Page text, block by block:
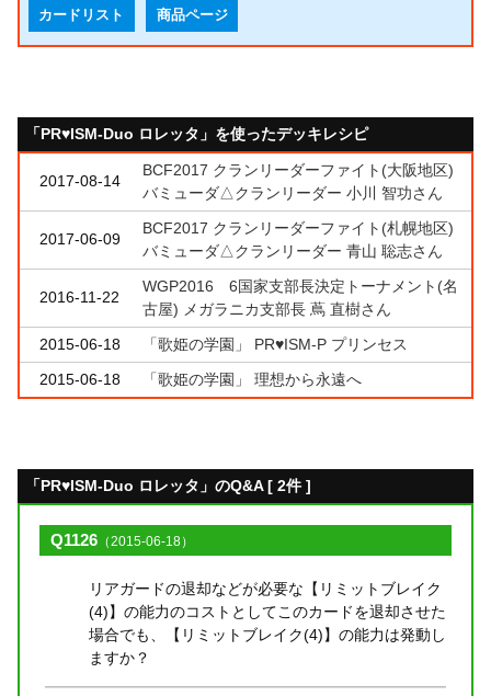
カードリスト 商品ページ
「PR♥ISM-Duo ロレッタ」を使ったデッキレシピ
2017-08-14
BCF2017 クランリーダーファイト(大阪地区)
バミューダ△クランリーダー 小川 智功さん
2017-06-09
BCF2017 クランリーダーファイト(札幌地区)
バミューダ△クランリーダー 青山 聡志さん
2016-11-22
WGP2016 6国家支部長決定トーナメント(名
古屋) メガラニカ支部長 蔦 直樹さん
2015-06-18
「歌姫の学園」 PR♥ISM-P プリンセス
2015-06-18
「歌姫の学園」 理想から永遠へ
「PR♥ISM-Duo ロレッタ」のQ&A [ 2件 ]
Q1126 （2015-06-18）
リアガードの退却などが必要な【リミットブレイク
(4)】の能力のコストとしてこのカードを退却させた
場合でも、【リミットブレイク(4)】の能力は発動し
ますか？